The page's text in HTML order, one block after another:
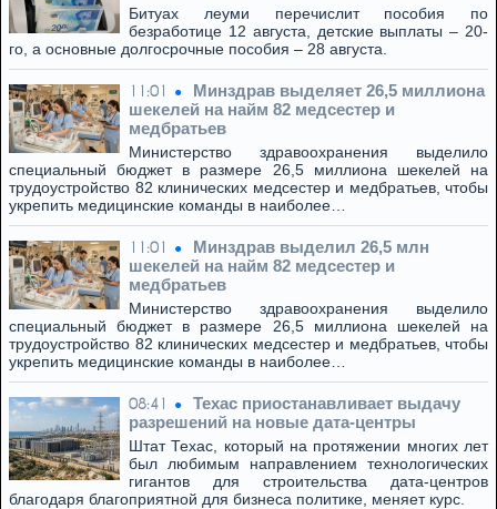
Битуах леуми перечислит пособия по
безработице 12 августа, детские выплаты – 20-
го, а основные долгосрочные пособия – 28 августа.
11:01
Минздрав выделяет 26,5 миллиона
шекелей на найм 82 медсестер и
медбратьев
Министерство здравоохранения выделило
специальный бюджет в размере 26,5 миллиона шекелей на
трудоустройство 82 клинических медсестер и медбратьев, чтобы
укрепить медицинские команды в наиболее…
11:01
Минздрав выделил 26,5 млн
шекелей на найм 82 медсестер и
медбратьев
Министерство здравоохранения выделило
специальный бюджет в размере 26,5 миллиона шекелей на
трудоустройство 82 клинических медсестер и медбратьев, чтобы
укрепить медицинские команды в наиболее…
08:41
Техас приостанавливает выдачу
разрешений на новые дата-центры
Штат Техас, который на протяжении многих лет
был любимым направлением технологических
гигантов для строительства дата-центров
благодаря благоприятной для бизнеса политике, меняет курс.